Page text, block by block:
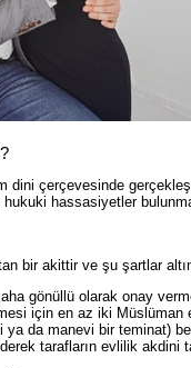
dini çerçevesinde
hassasiyetler
bir akittir ve şu şartlar
gönüllü olarak onay
için en az iki
ya da manevi bir teminat)
tarafların evlilik akdini